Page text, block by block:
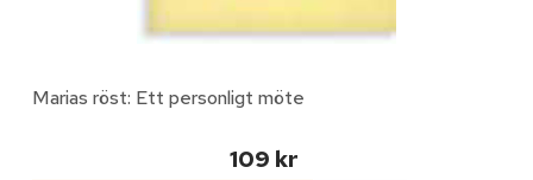
Marias röst: Ett personligt möte
109 kr